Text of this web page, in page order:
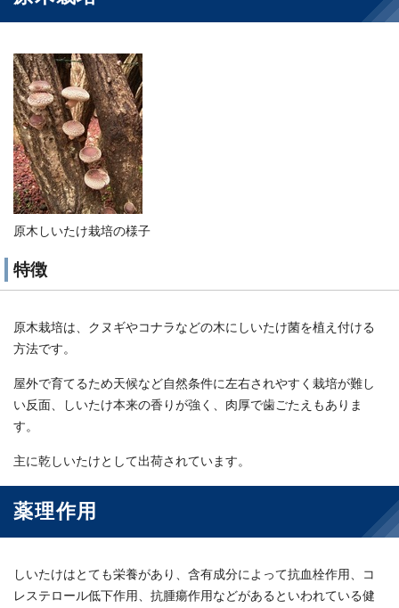
原木しいたけ栽培の様子
特徴
原木栽培は、クヌギやコナラなどの木にしいたけ菌を植え付ける
方法です。
屋外で育てるため天候など自然条件に左右されやすく栽培が難し
い反面、しいたけ本来の香りが強く、肉厚で歯ごたえもありま
す。
主に乾しいたけとして出荷されています。
薬理作用
しいたけはとても栄養があり、含有成分によって抗血栓作用、コ
レステロール低下作用、抗腫瘍作用などがあるといわれている健